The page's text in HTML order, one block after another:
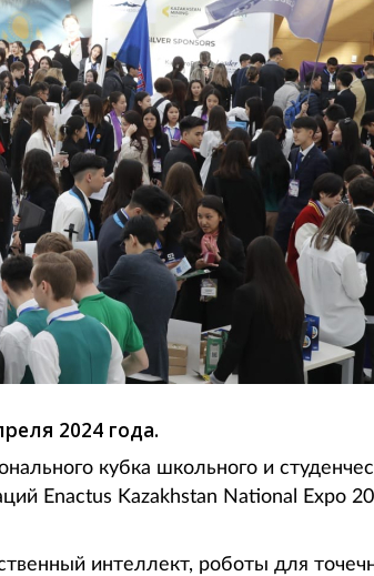
2024 года.
кубка школьного и
Enactus Kazakhstan National Expo
интеллект, роботы для